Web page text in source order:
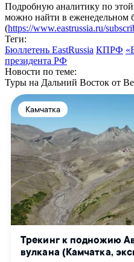
Подробную аналитику по
можно найти в еженедельном
(https://www.eastrussia.ru/
Теги:
Бюллетень EastRussia КПРФ
президента РФ
Новости по теме:
Туры на Дальний Восток от